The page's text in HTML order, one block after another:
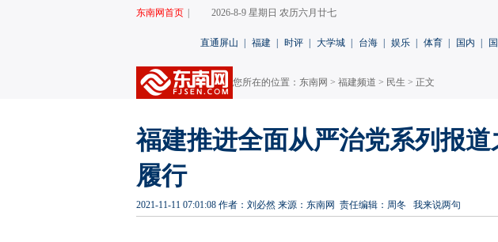
东南网首页 2026-8-9 星期日 农历六月廿七
直通屏山 福建 时评 大学城 台海 娱乐 体育 国内
您所在的位置： 东南网 > 福建频道 > 民生 > 正文
福建推进全面从严治党系列报
履行
2021-11-11 07:01:08 作者：刘必然 来源：东南网 责任编辑：周冬 我来说两句